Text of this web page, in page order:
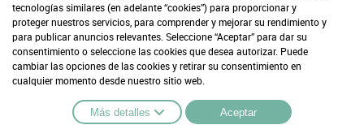
tecnologías similares (en adelante “cookies”) para proporcionar y
proteger nuestros servicios, para comprender y mejorar su rendimiento y
para publicar anuncios relevantes. Seleccione “Aceptar” para dar su
consentimiento o seleccione las cookies que desea autorizar. Puede
cambiar las opciones de las cookies y retirar su consentimiento en
cualquier momento desde nuestro sitio web.
Más detalles Aceptar